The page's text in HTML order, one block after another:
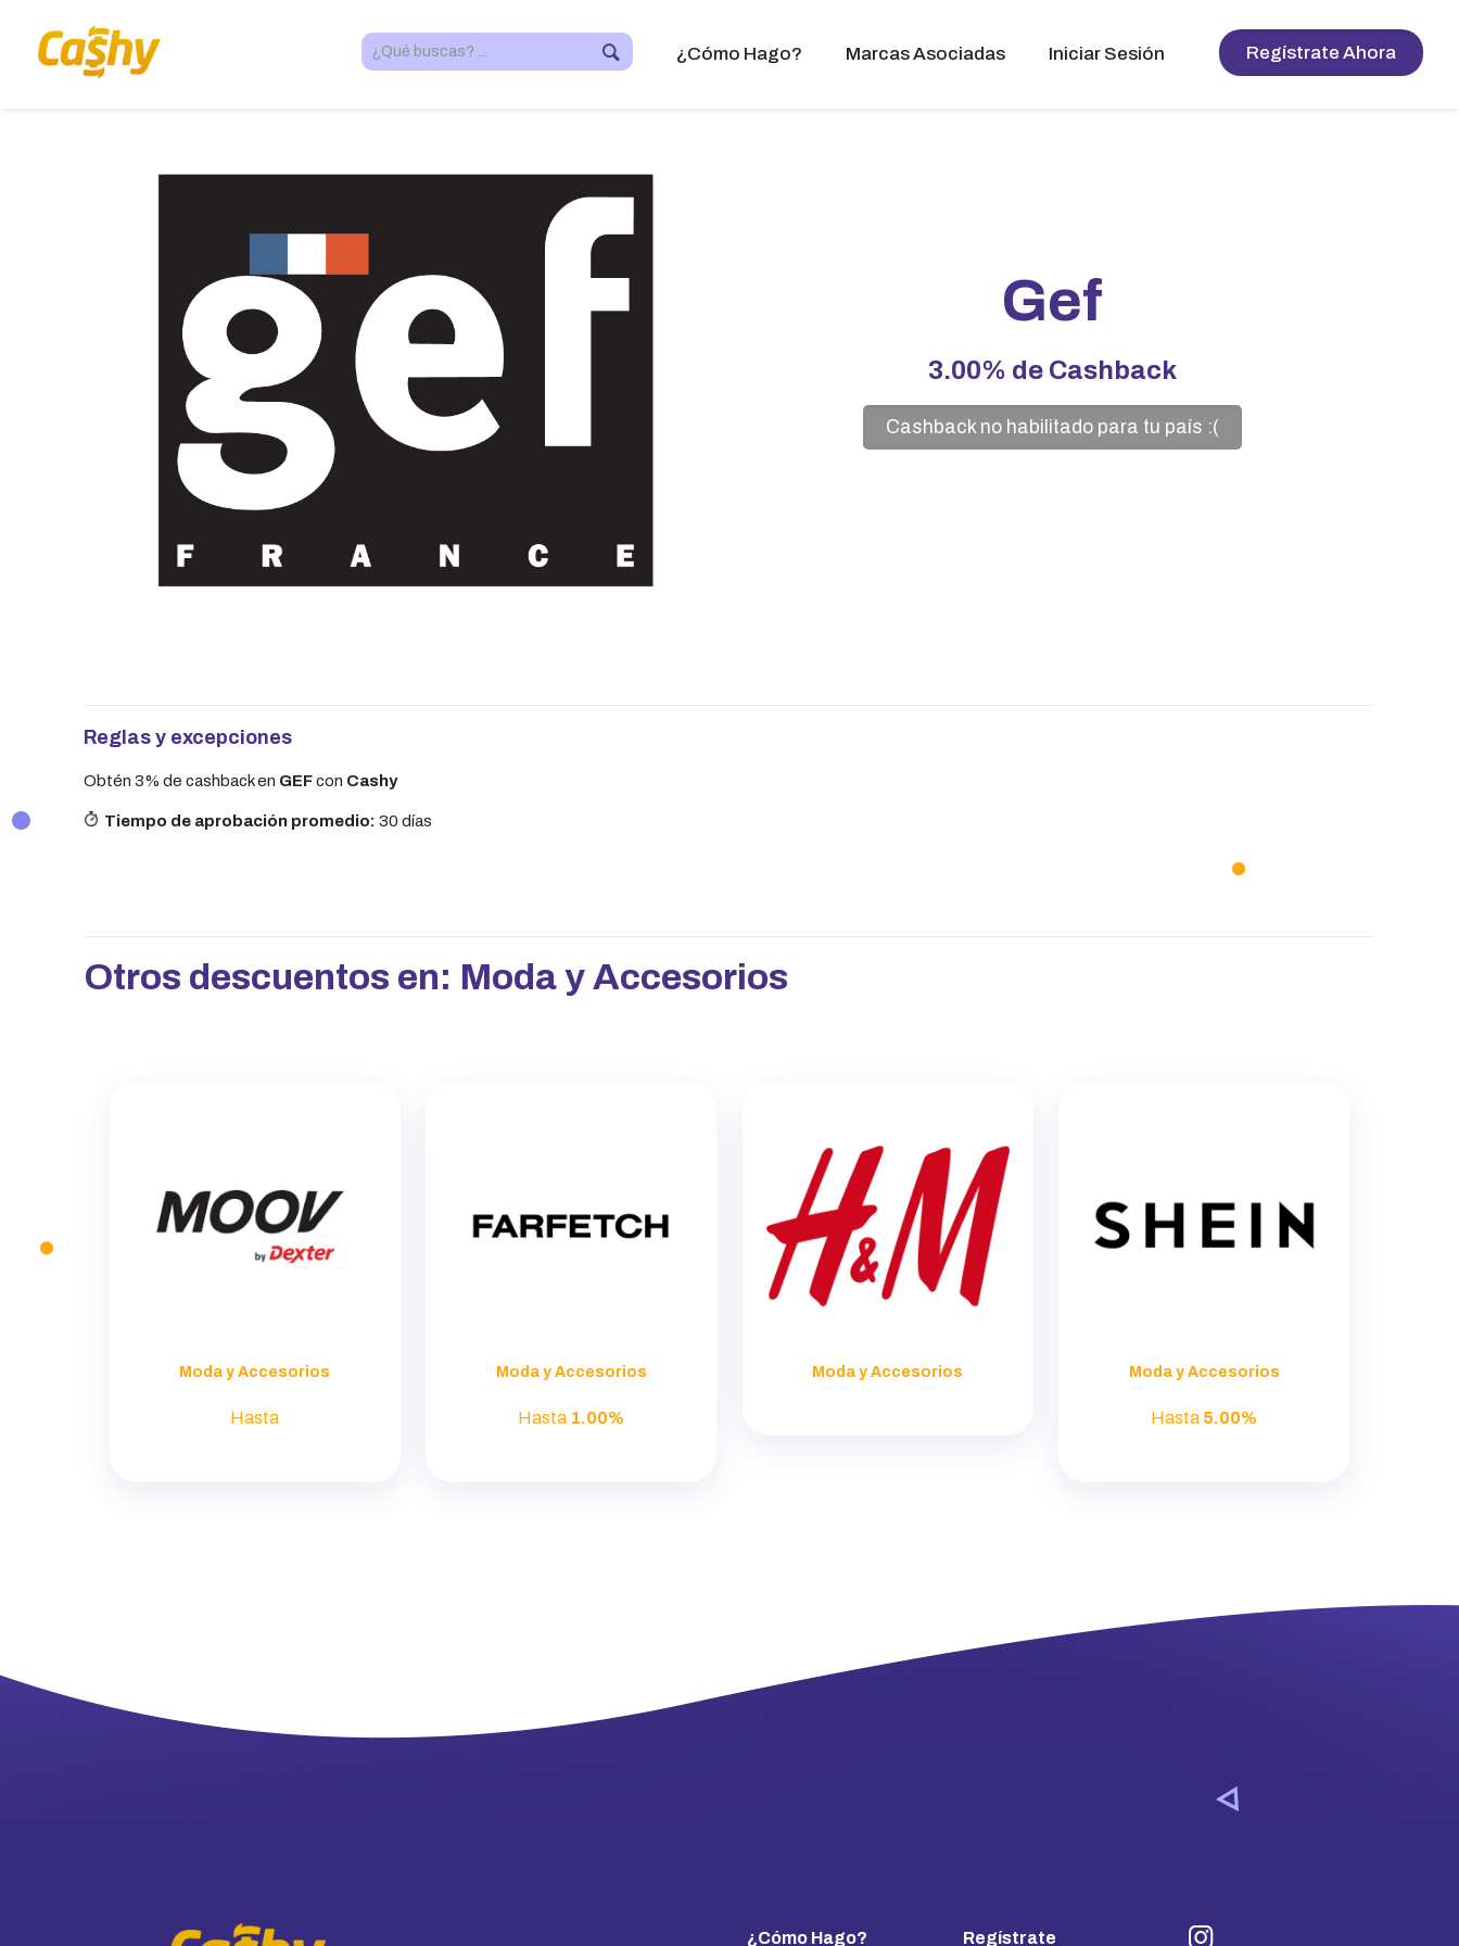
¿Cómo Hago? Marcas Asociadas Iniciar Sesión Regístrate Ahora
Gef
3.00% de Cashback
Cashback no habilitado para tu país :(
Reglas y excepciones
Obtén 3% de cashback en GEFcon Cashy
Tiempo de aprobación promedio: 30 días
Otros descuentos en: Moda y Accesorios
Moda y Accesorios
Hasta
Moda y Accesorios
Hasta 1.00%
Moda y Accesorios Moda y Accesorios
Hasta 5.00%
¿Cómo Hago? Regístrate